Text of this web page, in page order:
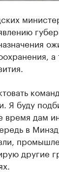
Я буду
дам
в
другие